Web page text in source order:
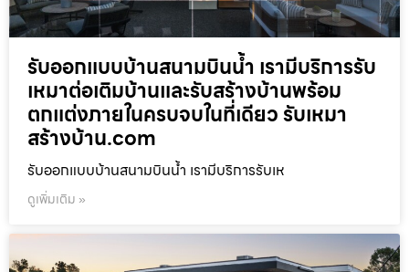
รับออกแบบบ้านสนามบินน้ำ เรามีบริการรับ
เหมาต่อเติมบ้านและรับสร้างบ้านพร้อม
ตกแต่งภายในครบจบในที่เดียว รับเหมา
สร้างบ้าน.com
รับออกแบบบ้านสนามบินน้ำ เรามีบริการรับเห
ดูเพิ่มเติม »